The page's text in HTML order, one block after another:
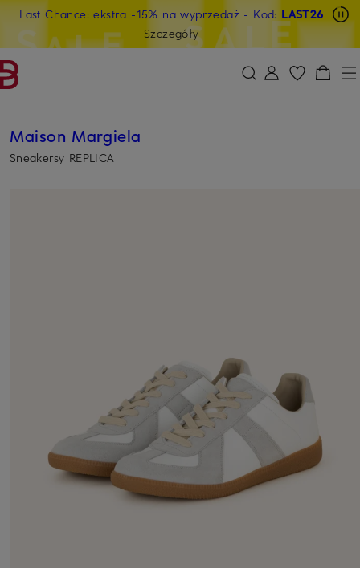
PRZEJDŹ DO GŁÓWNEJ TREŚCI PRZEJDŹ DO WYSZUKIWANIA
Last Chance: ekstra -15% na wyprzedaż - Kod: LAST26
Szczegóły
Maison Margiela
Sneakersy REPLICA